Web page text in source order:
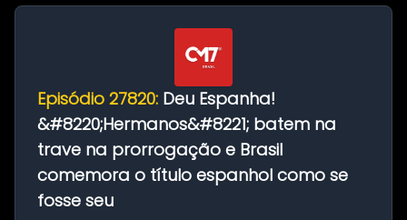
Episódio 27820: Deu Espanha!
&#8220;Hermanos&#8221; batem na
trave na prorrogação e Brasil
comemora o título espanhol como se
fosse seu